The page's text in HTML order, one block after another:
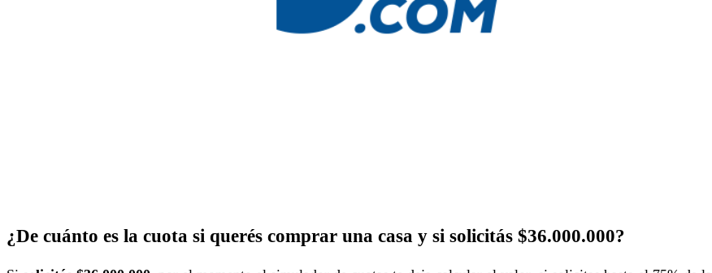
¿De cuánto es la cuota si querés comprar una casa y si solicitás $36.000.000?